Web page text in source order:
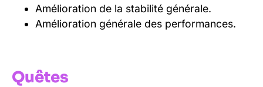
Amélioration de la stabilité générale.
Amélioration générale des performances.
Quêtes